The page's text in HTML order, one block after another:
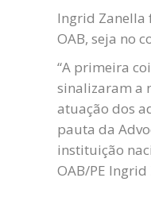
Ingrid Zanella
OAB, seja no
“A primeira
sinalizaram a
atuação dos
pauta da
instituição
OAB/PE Ingrid